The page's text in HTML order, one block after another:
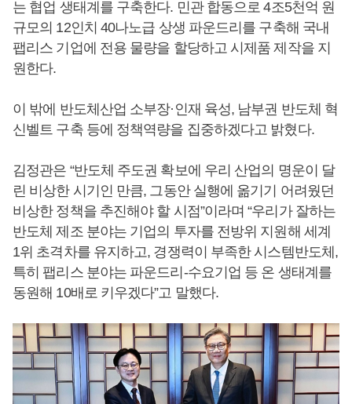
는 협업 생태계를 구축한다. 민관 합동으로 4조5천억 원
규모의 12인치 40나노급 상생 파운드리를 구축해 국내
팹리스 기업에 전용 물량을 할당하고 시제품 제작을 지
원한다.
이 밖에 반도체산업 소부장·인재 육성, 남부권 반도체 혁
신벨트 구축 등에 정책역량을 집중하겠다고 밝혔다.
김정관은 “반도체 주도권 확보에 우리 산업의 명운이 달
린 비상한 시기인 만큼, 그동안 실행에 옮기기 어려웠던
비상한 정책을 추진해야 할 시점”이라며 “우리가 잘하는
반도체 제조 분야는 기업의 투자를 전방위 지원해 세계
1위 초격차를 유지하고, 경쟁력이 부족한 시스템반도체,
특히 팹리스 분야는 파운드리-수요기업 등 온 생태계를
동원해 10배로 키우겠다”고 말했다.